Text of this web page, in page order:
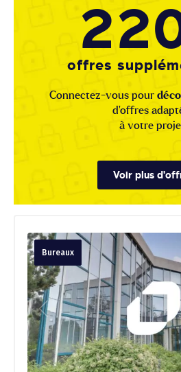
offres
Connectez-vous pour
d'offres
à votre
Voir plus
Bureaux